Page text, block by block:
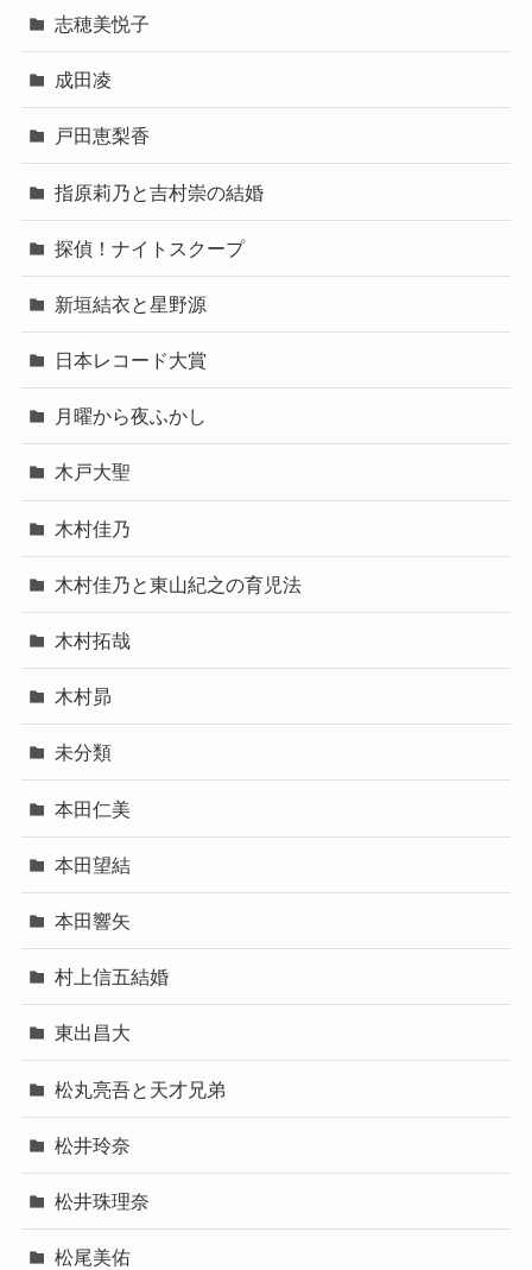
志穂美悦子
成田凌
戸田恵梨香
指原莉乃と吉村崇の結婚
探偵！ナイトスクープ
新垣結衣と星野源
日本レコード大賞
月曜から夜ふかし
木戸大聖
木村佳乃
木村佳乃と東山紀之の育児法
木村拓哉
木村昴
未分類
本田仁美
本田望結
本田響矢
村上信五結婚
東出昌大
松丸亮吾と天才兄弟
松井玲奈
松井珠理奈
松尾美佑